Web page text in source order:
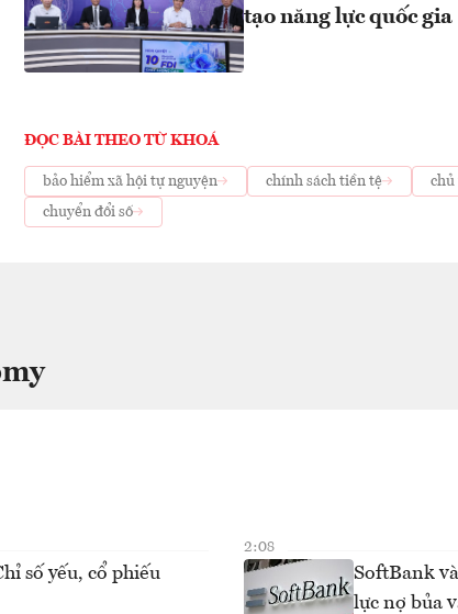
tạo năng lực quốc gia
ĐỌC BÀI THEO TỪ KHOÁ
bảo hiểm xã hội tự nguyện chính sách tiền tệ chủ
chuyển đổi số
số yếu, cổ phiếu
2:08
SoftBank
lực nợ bủa